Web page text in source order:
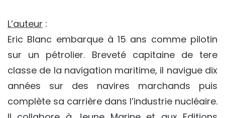
L’auteur :
Eric Blanc embarque à 15 ans comme pilotin
sur un pétrolier. Breveté capitaine de tere
classe de la navigation maritime, il navigue dix
années sur des navires marchands puis
complète sa carrière dans l’industrie nucléaire.